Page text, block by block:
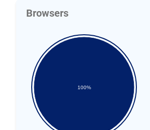
Browsers
100%